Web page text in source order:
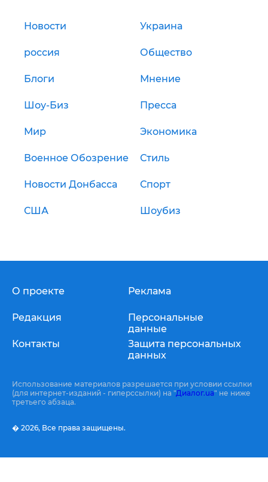
Новости Украина
россия Общество
Блоги Мнение
Шоу-Биз Пресса
Мир Экономика
Военное Обозрение Стиль
Новости Донбасса Спорт
США Шоубиз
О проекте
Редакция
Контакты
Реклама
Персональные
данные
Защита персональных
данных
Использование материалов разрешается при условии ссылки
(для интернет-изданий - гиперссылки) на "Диалог.ua" не ниже
третьего абзаца.
� 2026, Все права защищены.